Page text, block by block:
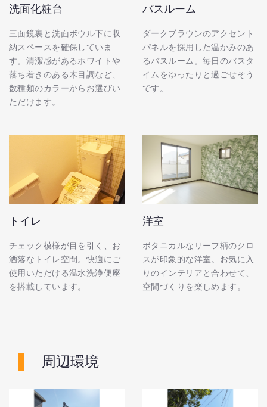
洗面化粧台
三面鏡裏と洗面ボウル下に収
納スペースを確保していま
す。清潔感があるホワイトや
落ち着きのある木目調など、
数種類のカラーからお選びい
ただけます。
バスルーム
ダークブラウンのアクセント
パネルを採用した温かみのあ
るバスルーム。毎日のバスタ
イムをゆったりと過ごせそう
です。
トイレ
チェック模様が目を引く、お
洒落なトイレ空間。快適にご
使用いただける温水洗浄便座
を搭載しています。
洋室
ボタニカルなリーフ柄のクロ
スが印象的な洋室。お気に入
りのインテリアと合わせて、
空間づくりを楽しめます。
周辺環境